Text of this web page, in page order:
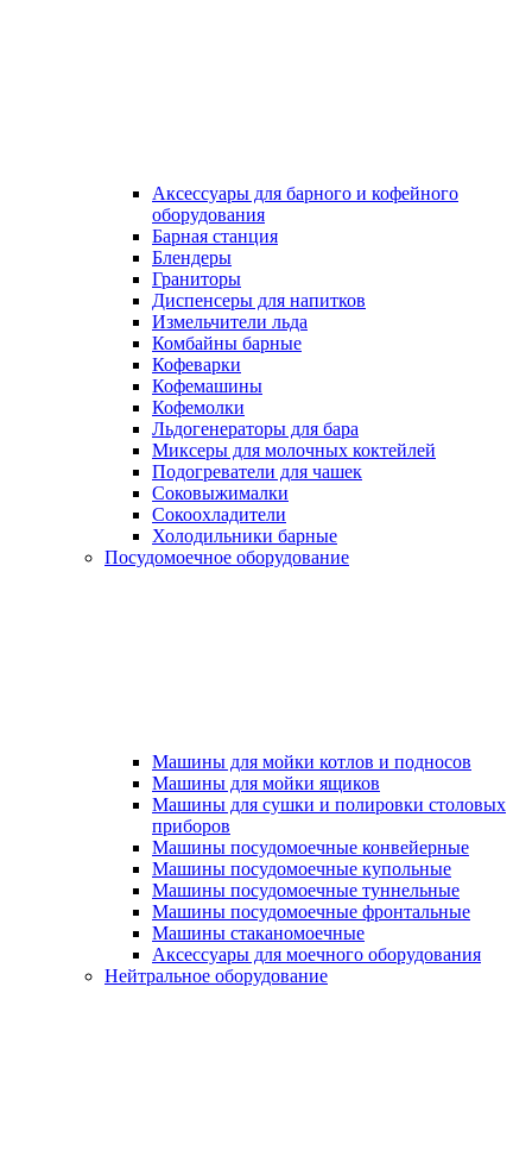
Аксессуары для барного и кофейного
оборудования
Барная станция
Блендеры
Граниторы
Диспенсеры для напитков
Измельчители льда
Комбайны барные
Кофеварки
Кофемашины
Кофемолки
Льдогенераторы для бара
Миксеры для молочных коктейлей
Подогреватели для чашек
Соковыжималки
Сокоохладители
Холодильники барные
Посудомоечное оборудование
Машины для мойки котлов и подносов
Машины для мойки ящиков
Машины для сушки и полировки столовых
приборов
Машины посудомоечные конвейерные
Машины посудомоечные купольные
Машины посудомоечные туннельные
Машины посудомоечные фронтальные
Машины стаканомоечные
Аксессуары для моечного оборудования
Нейтральное оборудование